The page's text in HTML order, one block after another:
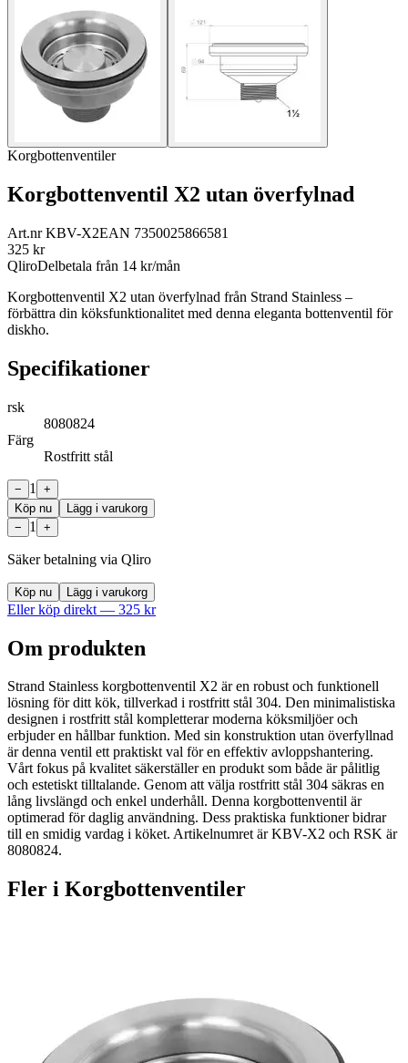
Korgbottenventiler
Korgbottenventil X2 utan överfylnad
Art.nrKBV-X2EAN 7350025866581
325 kr
QliroDelbetala från 14 kr/mån
Korgbottenventil X2 utan överfylnad från Strand Stainless –
förbättra din köksfunktionalitet med denna eleganta bottenventil för
diskho.
Specifikationer
rsk
8080824
Färg
Rostfritt stål
− 1
+
Köp nu
Lägg i varukorg
−
1 +
Säker betalning via Qliro
Köp nu Lägg i varukorg
Eller köp direkt — 325 kr
Om produkten
Strand Stainless korgbottenventil X2 är en robust och funktionell
lösning för ditt kök, tillverkad i rostfritt stål 304. Den minimalistiska
designen i rostfritt stål kompletterar moderna köksmiljöer och
erbjuder en hållbar funktion. Med sin konstruktion utan överfyllnad
är denna ventil ett praktiskt val för en effektiv avloppshantering.
Vårt fokus på kvalitet säkerställer en produkt som både är pålitlig
och estetiskt tilltalande. Genom att välja rostfritt stål 304 säkras en
lång livslängd och enkel underhåll. Denna korgbottenventil är
optimerad för daglig användning. Dess praktiska funktioner bidrar
till en smidig vardag i köket. Artikelnumret är KBV-X2 och RSK är
8080824.
Fler i Korgbottenventiler